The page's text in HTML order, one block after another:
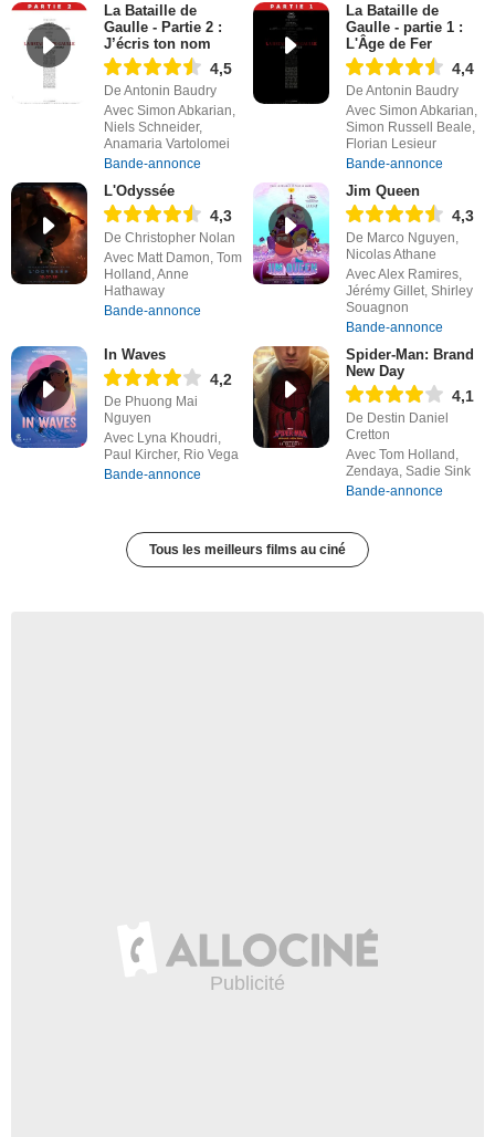
La Bataille de
Gaulle - Partie 2 :
J’écris ton nom
4,5
De Antonin Baudry
Avec Simon Abkarian,
Niels Schneider,
Anamaria Vartolomei
Bande-annonce
La Bataille de
Gaulle - partie 1 :
L'Âge de Fer
4,4
De Antonin Baudry
Avec Simon Abkarian,
Simon Russell Beale,
Florian Lesieur
Bande-annonce
L'Odyssée
4,3
De Christopher Nolan
Avec Matt Damon, Tom
Holland, Anne
Hathaway
Bande-annonce
Jim Queen
4,3
De Marco Nguyen,
Nicolas Athane
Avec Alex Ramires,
Jérémy Gillet, Shirley
Souagnon
Bande-annonce
In Waves
4,2
De Phuong Mai
Nguyen
Avec Lyna Khoudri,
Paul Kircher, Rio Vega
Bande-annonce
Spider-Man: Brand
New Day
4,1
De Destin Daniel
Cretton
Avec Tom Holland,
Zendaya, Sadie Sink
Bande-annonce
Tous les meilleurs films au ciné